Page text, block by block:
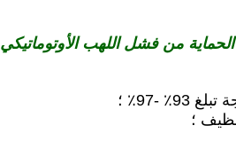
من فشل اللهب الأوتوماتيكي